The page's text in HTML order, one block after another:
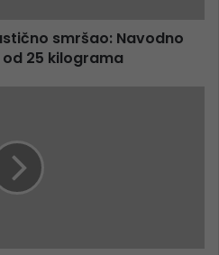
smršao: Navodno
25 kilograma